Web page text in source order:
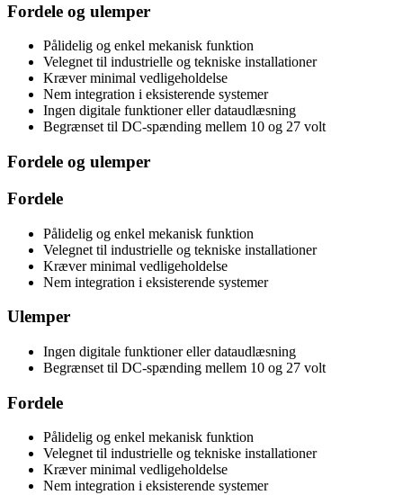
Fordele og ulemper
Pålidelig og enkel mekanisk funktion
Velegnet til industrielle og tekniske installationer
Kræver minimal vedligeholdelse
Nem integration i eksisterende systemer
Ingen digitale funktioner eller dataudlæsning
Begrænset til DC-spænding mellem 10 og 27 volt
Fordele og ulemper
Fordele
Pålidelig og enkel mekanisk funktion
Velegnet til industrielle og tekniske installationer
Kræver minimal vedligeholdelse
Nem integration i eksisterende systemer
Ulemper
Ingen digitale funktioner eller dataudlæsning
Begrænset til DC-spænding mellem 10 og 27 volt
Fordele
Pålidelig og enkel mekanisk funktion
Velegnet til industrielle og tekniske installationer
Kræver minimal vedligeholdelse
Nem integration i eksisterende systemer